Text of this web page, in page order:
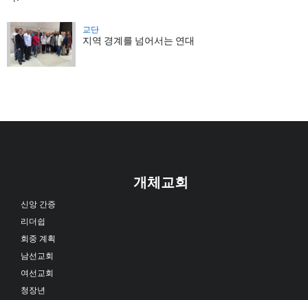
교단
지역 경계를 넘어서는 연대
개체교회
신앙 간증
리더쉽
회중 계획
남선교회
여선교회
청장년